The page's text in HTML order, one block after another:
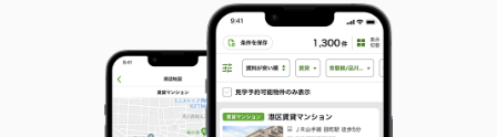
京都府京都市右京区嵯峨天龍寺北造路
町
専有面積 70.2m²
間取り
3LDK
京都府京都市右京区太秦開日町